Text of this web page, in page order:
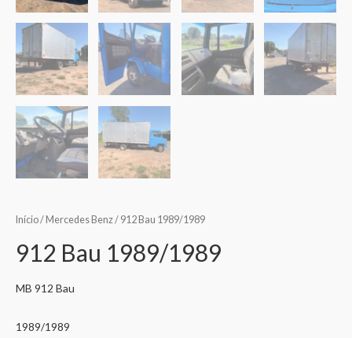
Início/ Mercedes Benz/ 912 Bau 1989/1989
912 Bau 1989/1989
MB 912 Bau
1989/1989